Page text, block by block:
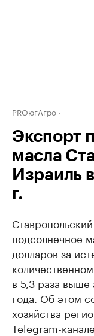
PROюгАгро
Экспорт
масла
Израиль
г.
подсолнечное
долларов за
в 5,3 раза выше
года. Об этом
хозяйства
Telegram-канале.